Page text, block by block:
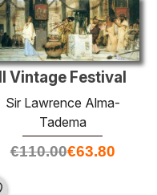
Il Vintage Festival
Sir Lawrence Alma-
Tadema
€110.00€63.80